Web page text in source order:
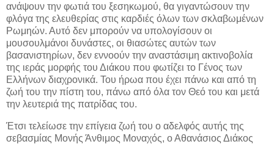
ανάψουν την φωτιά του ξεσηκωμού, θα γιγαντώσουν την
φλόγα της ελευθερίας στις καρδιές όλων των σκλαβωμένων
Ρωμηών. Αυτό δεν μπορούν να υπολογίσουν οι
μουσουλμάνοι δυνάστες, οι θιασώτες αυτών των
βασανιστηρίων, δεν εννοούν την αναστάσιμη ακτινοβολία
της ιεράς μορφής του Διάκου που φωτίζει το Γένος των
Ελλήνων διαχρονικά. Του ήρωα που έχει πάνω και από τη
ζωή του την πίστη του, πάνω από όλα τον Θεό του και μετά
την λευτεριά της πατρίδας του.
Έτσι τελείωσε την επίγεια ζωή του ο αδελφός αυτής της
σεβασμίας Μονής Άνθιμος Μοναχός, ο Αθανάσιος Διάκος